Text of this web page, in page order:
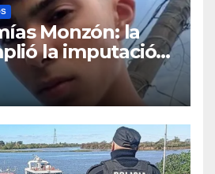
Monzón: la
la imputación
acusada del
se
juicio por